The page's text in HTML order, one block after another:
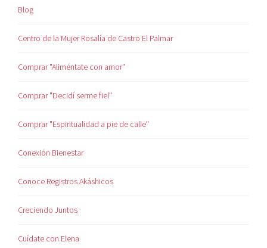
Blog
Centro de la Mujer Rosalía de Castro El Palmar
Comprar "Aliméntate con amor"
Comprar "Decidí serme fiel"
Comprar "Espiritualidad a pie de calle"
Conexión Bienestar
Conoce Registros Akáshicos
Creciendo Juntos
Cuídate con Elena